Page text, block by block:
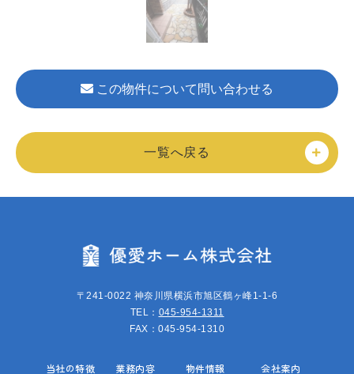
この物件について問い合わせる
一覧へ戻る
〒241-0022 神奈川県横浜市旭区鶴ヶ峰1-1-6
TEL： 045-954-1311
FAX：045-954-1310
当社の特徴 業務内容 物件情報 会社案内